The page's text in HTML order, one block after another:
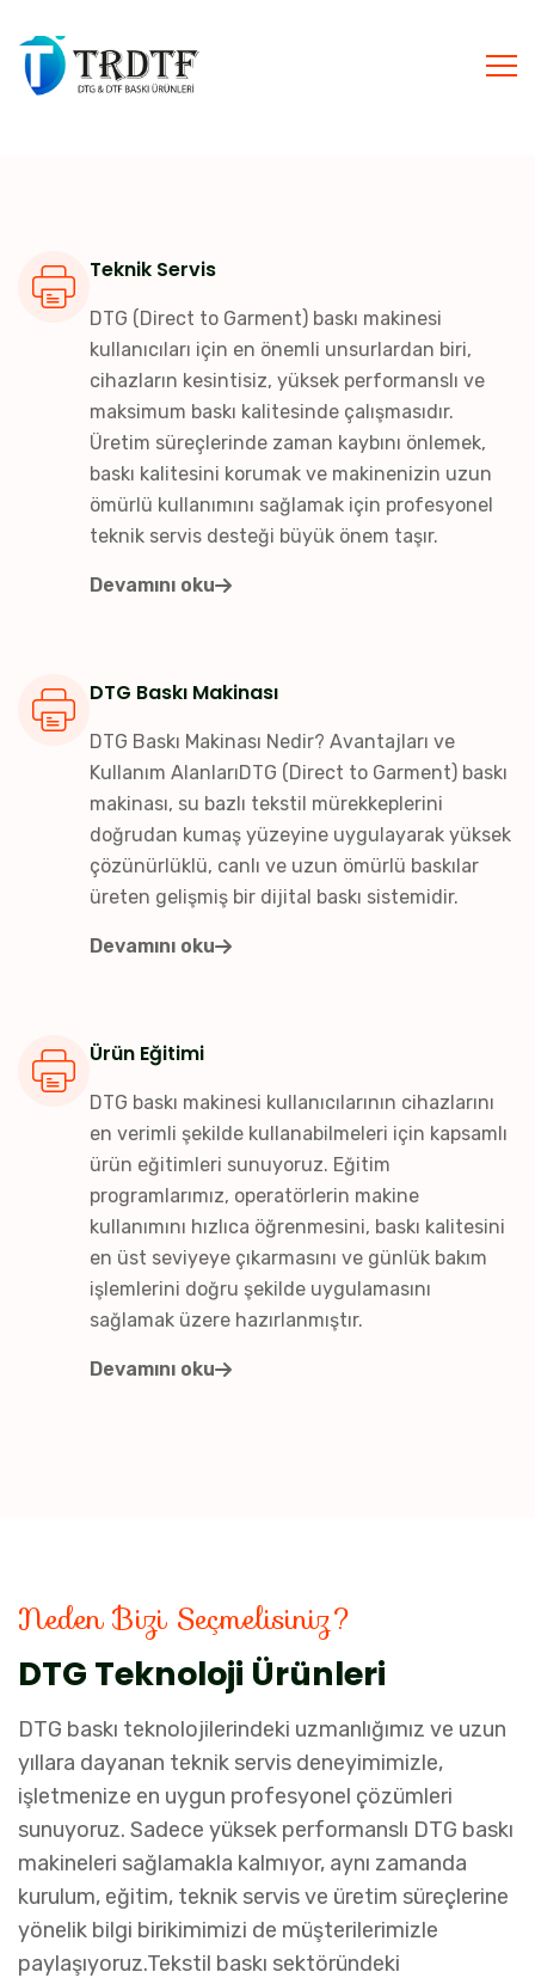
Teknik Servis
DTG (Direct to Garment) baskı makinesi
kullanıcıları için en önemli unsurlardan biri,
cihazların kesintisiz, yüksek performanslı ve
maksimum baskı kalitesinde çalışmasıdır.
Üretim süreçlerinde zaman kaybını önlemek,
baskı kalitesini korumak ve makinenizin uzun
ömürlü kullanımını sağlamak için profesyonel
teknik servis desteği büyük önem taşır.
Devamını oku
DTG Baskı Makinası
DTG Baskı Makinası Nedir? Avantajları ve
Kullanım AlanlarıDTG (Direct to Garment) baskı
makinası, su bazlı tekstil mürekkeplerini
doğrudan kumaş yüzeyine uygulayarak yüksek
çözünürlüklü, canlı ve uzun ömürlü baskılar
üreten gelişmiş bir dijital baskı sistemidir.
Devamını oku
Ürün Eğitimi
DTG baskı makinesi kullanıcılarının cihazlarını
en verimli şekilde kullanabilmeleri için kapsamlı
ürün eğitimleri sunuyoruz. Eğitim
programlarımız, operatörlerin makine
kullanımını hızlıca öğrenmesini, baskı kalitesini
en üst seviyeye çıkarmasını ve günlük bakım
işlemlerini doğru şekilde uygulamasını
sağlamak üzere hazırlanmıştır.
Devamını oku
Neden Bizi Seçmelisiniz?
DTG Teknoloji Ürünleri
DTG baskı teknolojilerindeki uzmanlığımız ve uzun
yıllara dayanan teknik servis deneyimimizle,
işletmenize en uygun profesyonel çözümleri
sunuyoruz. Sadece yüksek performanslı DTG baskı
makineleri sağlamakla kalmıyor, aynı zamanda
kurulum, eğitim, teknik servis ve üretim süreçlerine
yönelik bilgi birikimimizi de müşterilerimizle
paylaşıyoruz.Tekstil baskı sektöründeki